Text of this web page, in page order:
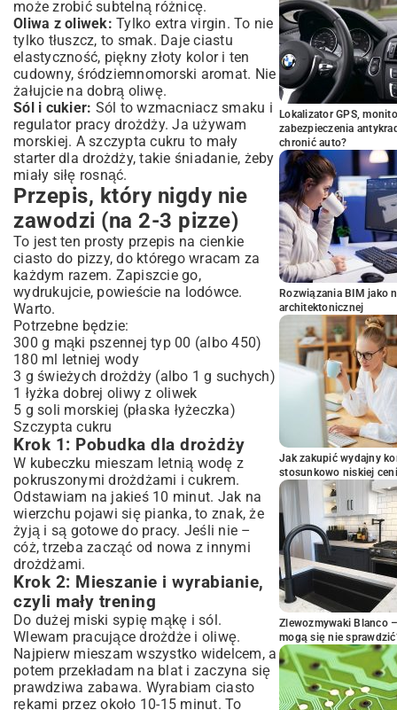
może zrobić subtelną różnicę.
Oliwa z oliwek: Tylko extra virgin. To nie
tylko tłuszcz, to smak. Daje ciastu
elastyczność, piękny złoty kolor i ten
cudowny, śródziemnomorski aromat. Nie
żałujcie na dobrą oliwę.
Sól i cukier: Sól to wzmacniacz smaku i
regulator pracy drożdży. Ja używam
morskiej. A szczypta cukru to mały
starter dla drożdży, takie śniadanie, żeby
miały siłę rosnąć.
Przepis, który nigdy nie
zawodzi (na 2-3 pizze)
To jest ten prosty przepis na cienkie
ciasto do pizzy, do którego wracam za
każdym razem. Zapiszcie go,
wydrukujcie, powieście na lodówce.
Warto.
Potrzebne będzie:
300 g mąki pszennej typ 00 (albo 450)
180 ml letniej wody
3 g świeżych drożdży (albo 1 g suchych)
1 łyżka dobrej oliwy z oliwek
5 g soli morskiej (płaska łyżeczka)
Szczypta cukru
Krok 1: Pobudka dla drożdży
W kubeczku mieszam letnią wodę z
pokruszonymi drożdżami i cukrem.
Odstawiam na jakieś 10 minut. Jak na
wierzchu pojawi się pianka, to znak, że
żyją i są gotowe do pracy. Jeśli nie –
cóż, trzeba zacząć od nowa z innymi
drożdżami.
Krok 2: Mieszanie i wyrabianie,
czyli mały trening
Do dużej miski sypię mąkę i sól.
Wlewam pracujące drożdże i oliwę.
Najpierw mieszam wszystko widelcem, a
potem przekładam na blat i zaczyna się
prawdziwa zabawa. Wyrabiam ciasto
rękami przez około 10-15 minut. To
Lokalizator GPS,
zabezpieczenia
chronić auto?
Rozwiązania BIM jako
architektonicznej
Jak zakupić wydajny
stosunkowo niskiej
Zlewozmywaki Blanco
mogą się nie